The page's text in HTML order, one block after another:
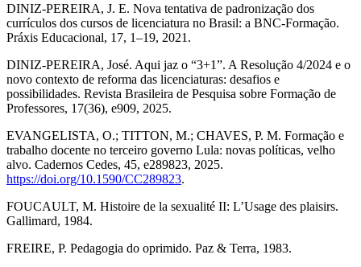
DINIZ-PEREIRA, J. E. Nova tentativa de padronização dos
currículos dos cursos de licenciatura no Brasil: a BNC-Formação.
Práxis Educacional, 17, 1–19, 2021.
DINIZ-PEREIRA, José. Aqui jaz o “3+1”. A Resolução 4/2024 e o
novo contexto de reforma das licenciaturas: desafios e
possibilidades. Revista Brasileira de Pesquisa sobre Formação de
Professores, 17(36), e909, 2025.
EVANGELISTA, O.; TITTON, M.; CHAVES, P. M. Formação e
trabalho docente no terceiro governo Lula: novas políticas, velho
alvo. Cadernos Cedes, 45, e289823, 2025.
https://doi.org/10.1590/CC289823.
FOUCAULT, M. Histoire de la sexualité II: L’Usage des plaisirs.
Gallimard, 1984.
FREIRE, P. Pedagogia do oprimido. Paz & Terra, 1983.